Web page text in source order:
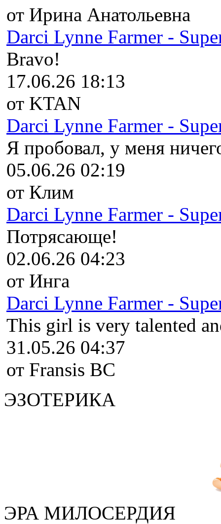
от Ирина Анатольевна
Darci Lynne Farmer -
Bravo!
17.06.26 18:13
от KTAN
Darci Lynne Farmer -
Я пробовал, у меня
05.06.26 02:19
от Клим
Darci Lynne Farmer -
Потрясающе!
02.06.26 04:23
от Инга
Darci Lynne Farmer -
This girl is very talented
31.05.26 04:37
от Fransis BC
ЭЗОТЕРИКА
ЭРА МИЛОСЕРДИЯ